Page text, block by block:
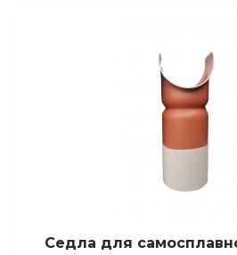
Седла для